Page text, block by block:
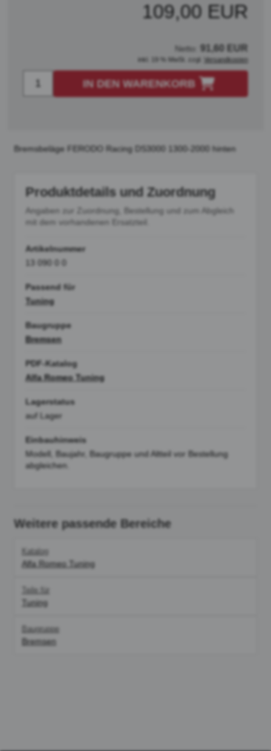
109,00 EUR
Netto: 91,60 EUR
inkl. 19 % MwSt. zzgl. Versandkosten
IN DEN WARENKORB
Bremsbeläge FERODO Racing DS3000 1300-2000 hinten
Produktdetails und Zuordnung
Angaben zur Zuordnung, Bestellung und zum Abgleich
mit dem vorhandenen Ersatzteil.
Artikelnummer
13 090 0 0
Passend für
Tuning
Baugruppe
Bremsen
PDF-Katalog
Alfa Romeo Tuning
Lagerstatus
auf Lager
Einbauhinweis
Modell, Baujahr, Baugruppe und Altteil vor Bestellung
abgleichen.
Weitere passende Bereiche
Katalog
Alfa Romeo Tuning
Teile für
Tuning
Baugruppe
Bremsen